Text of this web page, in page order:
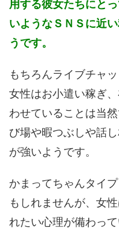
用する彼女たちにと
いようなＳＮＳに近
うです。
もちろんライブチャ
女性はお小遣い稼ぎ
わせていることは当
び場や暇つぶしや話
が強いようです。
かまってちゃんタイ
もしれませんが、女
れたい心理が備わって